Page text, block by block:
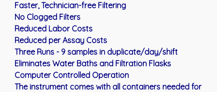
Faster, Technician-free Filtering
No Clogged Filters
Reduced Labor Costs
Reduced per Assay Costs
Three Runs - 9 samples in duplicate/day/shift
Eliminates Water Baths and Filtration Flasks
Computer Controlled Operation
The instrument comes with all containers needed for